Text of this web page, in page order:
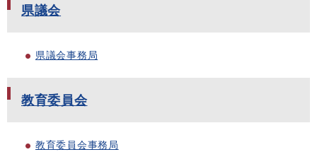
県議会
県議会事務局
教育委員会
教育委員会事務局